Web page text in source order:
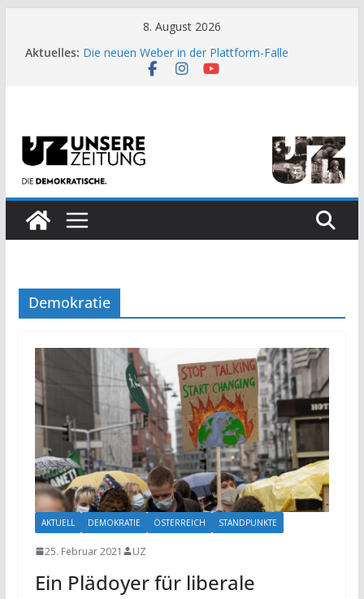
8. August 2026
Aktuelles:
US-Wahl: Arzt aus Detroit besiegt 70-Millionen-
Dollar-Lobby
Die neuen Weber in der Plattform-Falle
Kinderbetreuung ist keine Arbeit?
Demokratie
AKTUELL DEMOKRATIE ÖSTERREICH STANDPUNKTE
25. Februar 2021 UZ
Ein Plädoyer für liberale